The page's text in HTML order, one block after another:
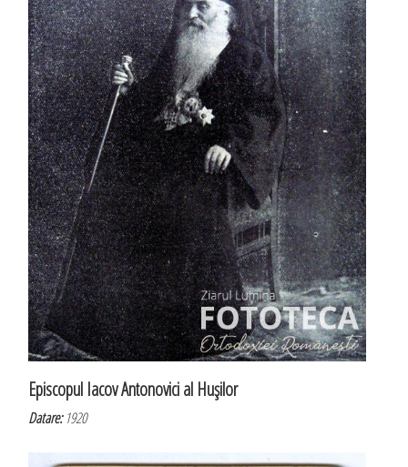
Episcopul Iacov Antonovici al Huşilor
Datare:1920